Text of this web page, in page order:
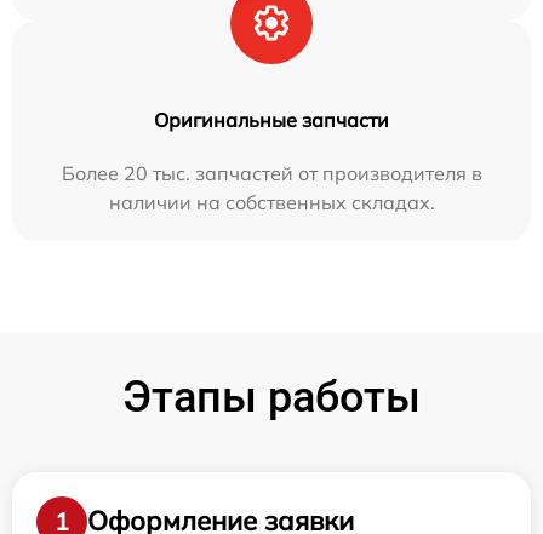
Оригинальные запчасти
Более 20 тыс. запчастей от производителя в
наличии на собственных складах.
Этапы работы
1
Оформление заявки